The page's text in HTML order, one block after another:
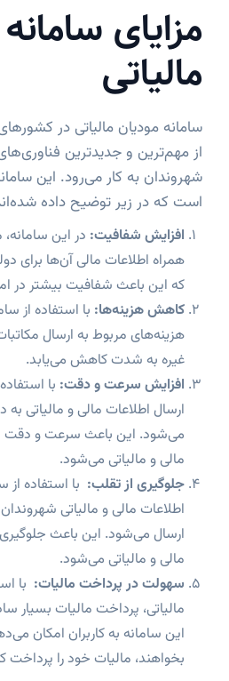
مزایای
مالیاتی
سامانه مودیان مالیاتی در
از مهم‌ترین و جدیدترین
شهروندان به کار می‌رود. این
است که در زیر توضیح داده‌
افزایش شفافیت: در این
همراه اطلاعات مالی آن‌ها
که این باعث شفافیت بیشتر در
کاهش هزینه‌ها: با استفاده از
هزینه‌های مربوط به ارسال
غیره به شدت کاهش می‌یابد.
افزایش سرعت و دقت: با
ارسال اطلاعات مالی و مالیاتی
می‌شود. این باعث سرعت و دقت
مالی و مالیاتی می‌شود.
جلوگیری از تقلب: با استفاده از
اطلاعات مالی و مالیاتی
ارسال می‌شود. این باعث جلوگیری
مالی و مالیاتی می‌شود.
سهولت در پرداخت مالیات: با
مالیاتی، پرداخت مالیات بسیار
این سامانه به کاربران امکان
بخواهند، مالیات خود را پرداخت